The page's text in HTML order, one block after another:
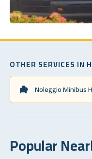
OTHER SERVICES IN
Noleggio Minibus
Popular